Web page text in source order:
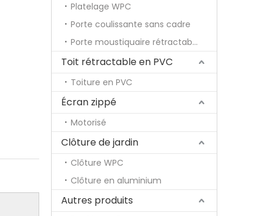
Platelage WPC
Porte coulissante sans cadre
Porte moustiquaire rétractable
Toit rétractable en PVC
Toiture en PVC
Écran zippé
Motorisé
Clôture de jardin
Clôture WPC
Clôture en aluminium
Autres produits